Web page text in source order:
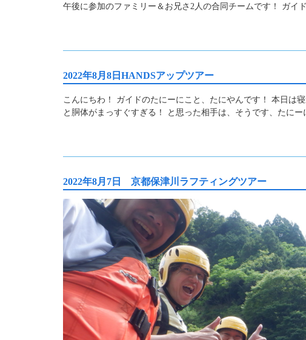
午後に参加のファミリー＆お兄さ2人の合同チームです！ ガイ
2022年8月8日HANDSアップツアー
こんにちわ！ ガイドのたにーにこと、たにやんです！ 本日は
と胴体がまっすぐすぎる！ と思った相手は、そうです、たに
2022年8月7日 京都保津川ラフティングツアー